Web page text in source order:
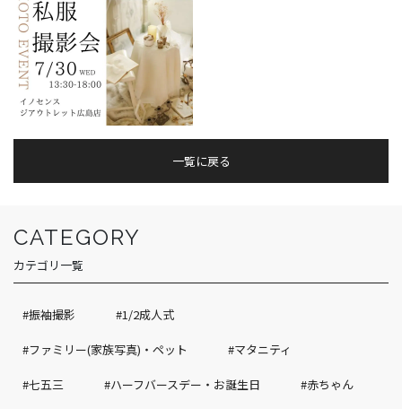
一覧に戻る
CATEGORY
カテゴリ一覧
#振袖撮影 #1/2成人式
#ファミリー(家族写真)・ペット #マタニティ
#七五三 #ハーフバースデー・お誕生日 #赤ちゃん